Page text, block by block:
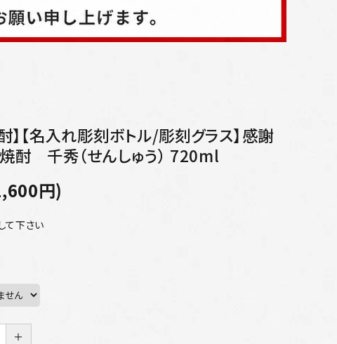
【名入れ彫刻ボトル/彫刻グラス】感謝
酎 千秀（せんしゅう） 720ml
円)
て下さい
＋